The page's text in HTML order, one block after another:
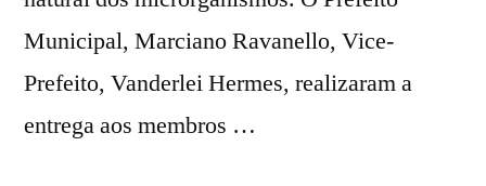
Municipal, Marciano Ravanello, Vice-
Prefeito, Vanderlei Hermes, realizaram a
entrega aos membros …